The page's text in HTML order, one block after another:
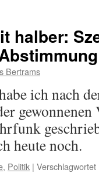
halber:
Bertrams
ich nach
gewonnenen
heute noch.
, Politik | Verschlagwortet